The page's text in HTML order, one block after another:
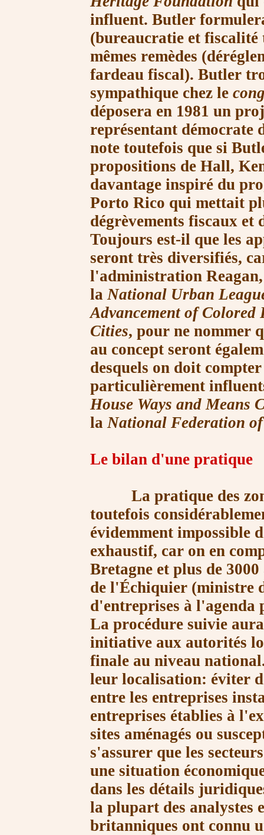
influent. Butler
(bureaucratie et fiscalité
mêmes remèdes
fardeau fiscal). Butler
sympathique chez le
déposera en 1981 un
représentant démocrate
note toutefois que si
propositions de Hall,
davantage inspiré du
Porto Rico qui mettait
dégrèvements fiscaux et
Toujours est-il que les
seront très diversifiés,
l'administration
laNational Urban
Advancement of Colored
Cities, pour ne nommer
au concept seront
desquels on doit
particulièrement
House Ways and Means
la National Federation of
Le bilan d'une pratique
La pratique des
toutefois
évidemment impossible
exhaustif, car on en
Bretagne et plus de 3000
de l'Échiquier (ministre
d'entreprises à l'agenda
La procédure suivie
initiative aux autorités
finale au niveau
leur localisation: éviter
entre les entreprises
entreprises établies à
sites aménagés ou
s'assurer que les
une situation
dans les détails
la plupart des analystes
britanniques ont connu